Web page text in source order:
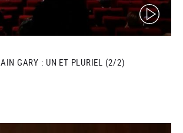
(video)
GARY : UN ET PLURIEL (2/2)